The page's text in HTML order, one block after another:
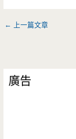
← 上一篇文章
廣告